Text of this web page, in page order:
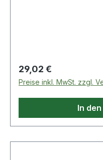
Regulärer Preis:
29,02 €
Preise inkl. MwSt. zzgl.
In